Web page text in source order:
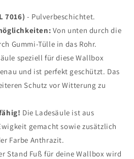
7016) - Pulverbeschichtet.
Von unten durch die
Gummi-Tülle in das Rohr.
speziell für diese Wallbox
und ist perfekt geschützt. Das
Schutz vor Witterung zu
Die Ladesäule ist aus
gemacht sowie zusätzlich
Farbe Anthrazit.
Stand Fuß für deine Wallbox wird